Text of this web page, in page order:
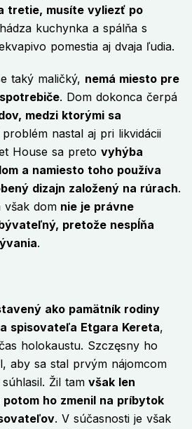
tretie, musíte vyliezť po
kuchynka a spálňa s
pomestia aj dvaja ľudia.
taký maličký, nemá miesto pre
. Dom dokonca čerpá
medzi ktorými sa
nastal aj pri likvidácii
House sa preto vyhýba
a namiesto toho používa
dizajn založený na rúrach.
však dom nie je právne
pretože nespĺňa
.
ako pamätník rodiny
spisovateľa Etgara Kereta,
holokaustu. Szczęsny ho
aby sa stal prvým nájomcom
Žil tam však len
ho zmenil na príbytok
. V súčasnosti je však